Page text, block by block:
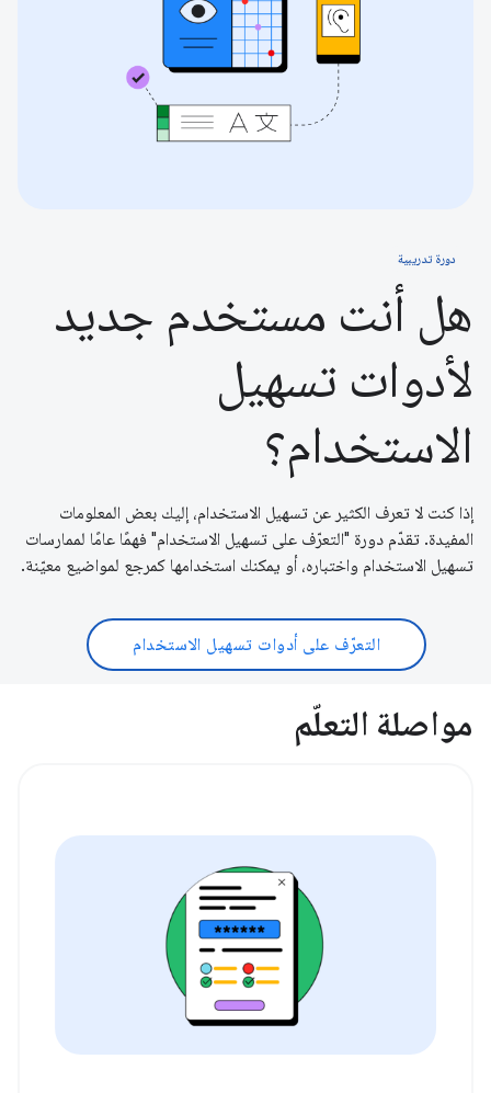
دورة تدريبية
هل أنت مستخدم جديد
لأدوات تسهيل
الاستخدام؟
إذا كنت لا تعرف الكثير عن تسهيل الاستخدام، إليك بعض المعلومات
المفيدة. تقدّم دورة "التعرّف على تسهيل الاستخدام" فهمًا عامًا لممارسات
تسهيل الاستخدام واختباره، أو يمكنك استخدامها كمرجع لمواضيع معيّنة.
التعرّف على أدوات تسهيل الاستخدام
مواصلة التعلّم